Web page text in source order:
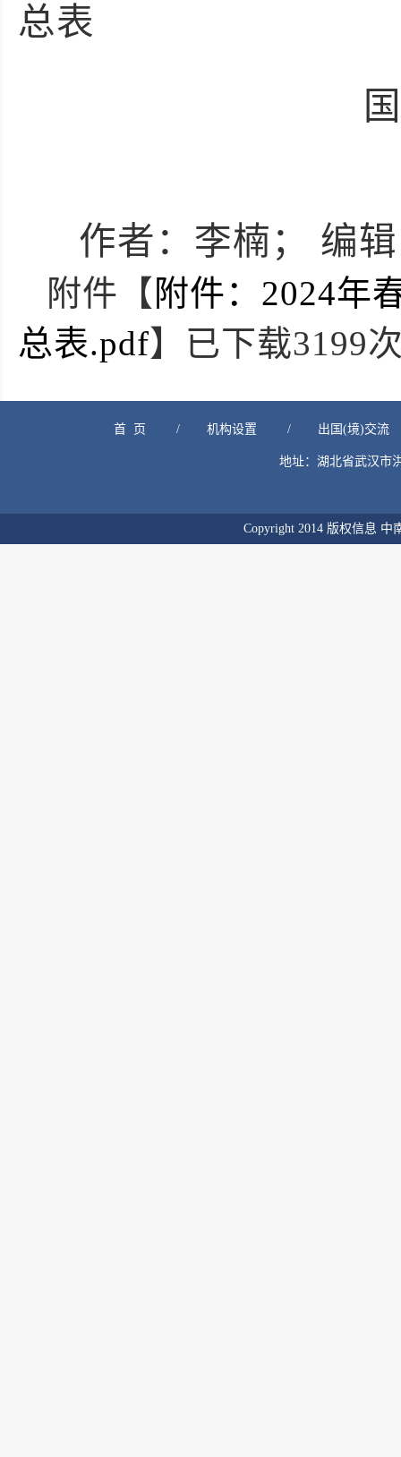
总表
作者：李楠； 编
附件【 附件：2024年
总表.pdf】已下载3199
首  页 / 机构设置 / 出国(境)交流
地址：湖北省武汉市
Copyright 2014 版权信息 中